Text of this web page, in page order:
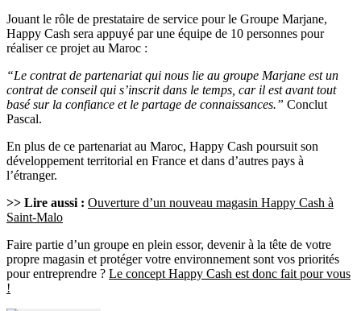
Jouant le rôle de prestataire de service pour le Groupe Marjane,
Happy Cash sera appuyé par une équipe de 10 personnes pour
réaliser ce projet au Maroc :
“Le contrat de partenariat qui nous lie au groupe Marjane est un
contrat de conseil qui s’inscrit dans le temps, car il est avant tout
basé sur la confiance et le partage de connaissances.” Conclut
Pascal.
En plus de ce partenariat au Maroc, Happy Cash poursuit son
développement territorial en France et dans d’autres pays à
l’étranger.
>> Lire aussi : Ouverture d’un nouveau magasin Happy Cash à
Saint-Malo
Faire partie d’un groupe en plein essor, devenir à la tête de votre
propre magasin et protéger votre environnement sont vos priorités
pour entreprendre ? Le concept Happy Cash est donc fait pour vous
!